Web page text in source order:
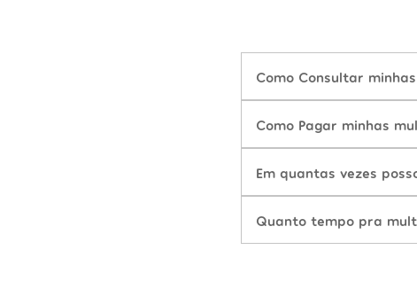
Como Consultar
Como Pagar minhas
Em quantas vezes
Quanto tempo pra